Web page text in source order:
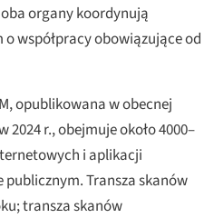
organy koordynują
współpracy obowiązujące od
opublikowana w obecnej
r., obejmuje około 4000–
i aplikacji
Transza skanów
transza skanów